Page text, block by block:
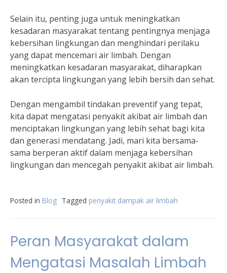
Selain itu, penting juga untuk meningkatkan
kesadaran masyarakat tentang pentingnya menjaga
kebersihan lingkungan dan menghindari perilaku
yang dapat mencemari air limbah. Dengan
meningkatkan kesadaran masyarakat, diharapkan
akan tercipta lingkungan yang lebih bersih dan sehat.
Dengan mengambil tindakan preventif yang tepat,
kita dapat mengatasi penyakit akibat air limbah dan
menciptakan lingkungan yang lebih sehat bagi kita
dan generasi mendatang. Jadi, mari kita bersama-
sama berperan aktif dalam menjaga kebersihan
lingkungan dan mencegah penyakit akibat air limbah.
Posted in Blog Tagged penyakit dampak air limbah
Peran Masyarakat dalam
Mengatasi Masalah Limbah